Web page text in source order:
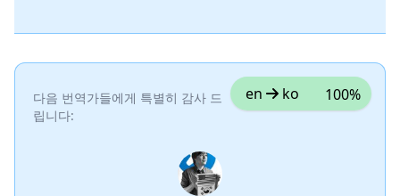
다음 번역가들에게 특별히 감사 드
립니다:
en ko 100%